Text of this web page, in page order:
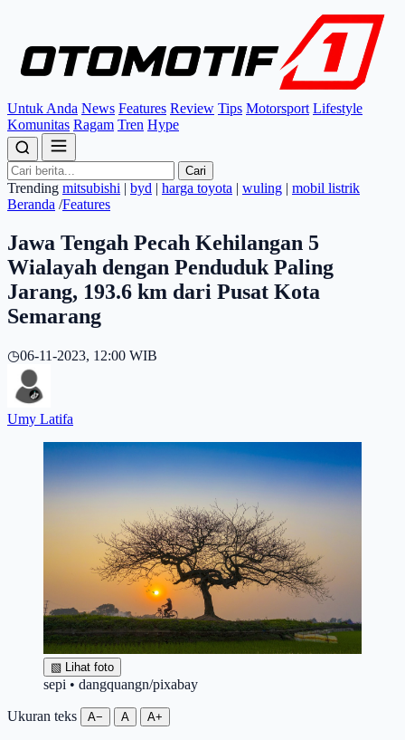
Untuk Anda News Features Review Tips Motorsport Lifestyle
Komunitas Ragam Tren Hype
Cari
Trending mitsubishi | byd | harga toyota | wuling | mobil listrik
Beranda /Features
Jawa Tengah Pecah Kehilangan 5
Wialayah dengan Penduduk Paling
Jarang, 193.6 km dari Pusat Kota
Semarang
◷06-11-2023, 12:00 WIB
Umy Latifa
▧ Lihat foto
sepi • dangquangn/pixabay
Ukuran teks A− A A+